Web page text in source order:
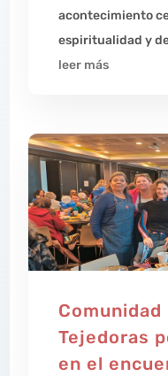
acontecimiento
espiritualidad y
leer más
Tejedoras
en el